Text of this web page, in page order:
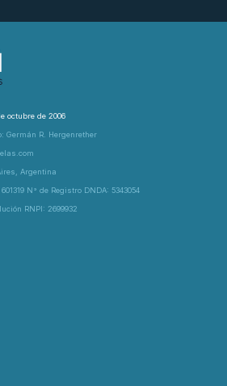
octubre de 2006
Germán R. Hergenrether
Argentina
N° de Registro DNDA: 5343054
RNPI: 2699932